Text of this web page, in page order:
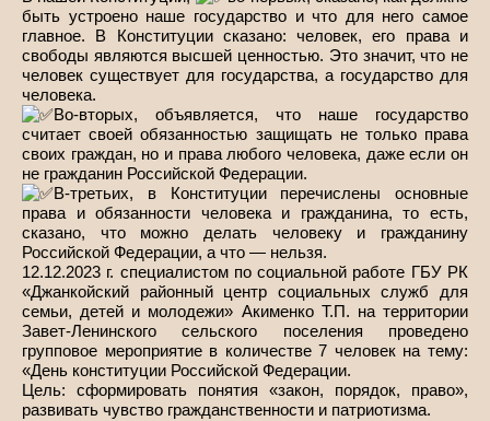
быть устроено наше государство и что для него самое
главное. В Конституции сказано: человек, его права и
свободы являются высшей ценностью. Это значит, что не
человек существует для государства, а государство для
человека.
Во-вторых, объявляется, что наше государство
считает своей обязанностью защищать не только права
своих граждан, но и права любого человека, даже если он
не гражданин Российской Федерации.
В-третьих, в Конституции перечислены основные
права и обязанности человека и гражданина, то есть,
сказано, что можно делать человеку и гражданину
Российской Федерации, а что — нельзя.
12.12.2023 г. специалистом по социальной работе ГБУ РК
«Джанкойский районный центр социальных служб для
семьи, детей и молодежи» Акименко Т.П. на территории
Завет-Ленинского сельского поселения проведено
групповое мероприятие в количестве 7 человек на тему:
«День конституции Российской Федерации.
Цель: сформировать понятия «закон, порядок, право»,
развивать чувство гражданственности и патриотизма.